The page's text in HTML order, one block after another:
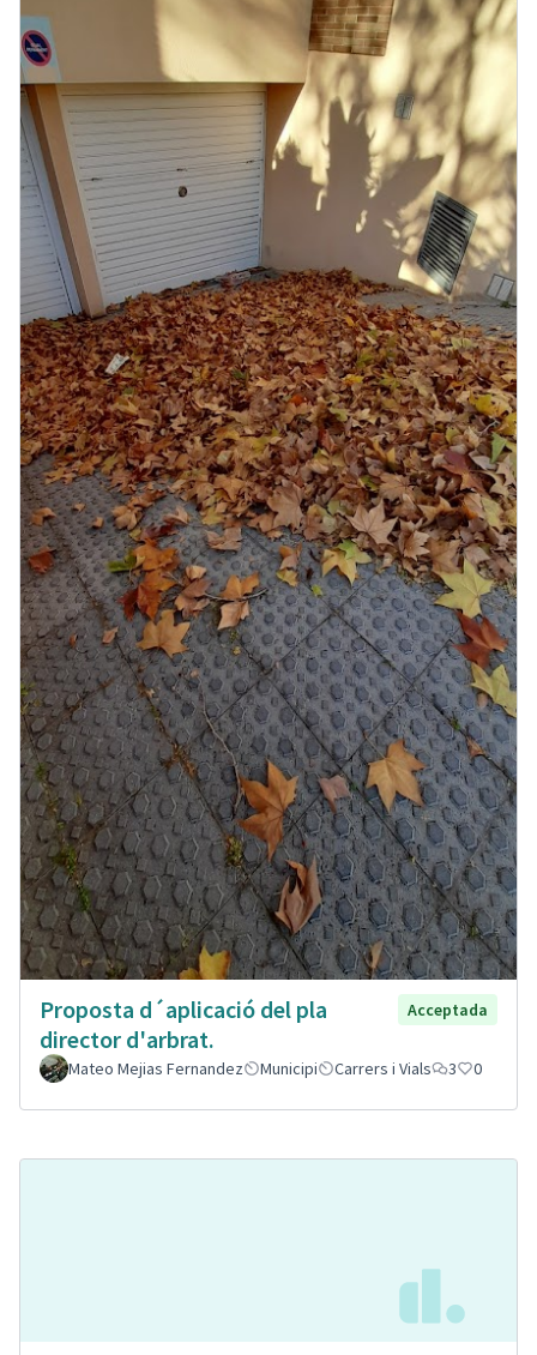
Proposta d´aplicació del pla
director d'arbrat.
Acceptada
Mateo Mejias Fernandez Municipi Carrers i Vials 3 0